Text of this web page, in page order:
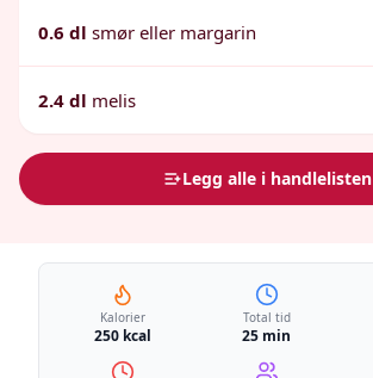
0.6 dl smør eller margarin
2.4 dl melis
Legg alle i handlelisten
Kalorier
250 kcal
Total tid
25 min